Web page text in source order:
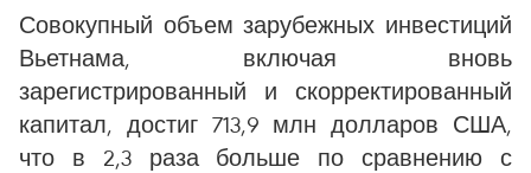
Совокупный объем зарубежных инвестиций
Вьетнама, включая вновь
зарегистрированный и скорректированный
капитал, достиг 713,9 млн долларов США,
что в 2,3 раза больше по сравнению с